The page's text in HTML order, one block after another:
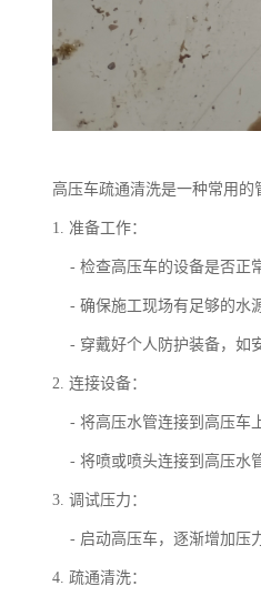
高压车疏通清洗是一种常用的
1. 准备工作：
- 检查高压车的设备是否正
- 确保施工现场有足够的水
- 穿戴好个人防护装备，如
2. 连接设备：
- 将高压水管连接到高压车
- 将喷或喷头连接到高压水
3. 调试压力：
- 启动高压车，逐渐增加压
4. 疏通清洗：